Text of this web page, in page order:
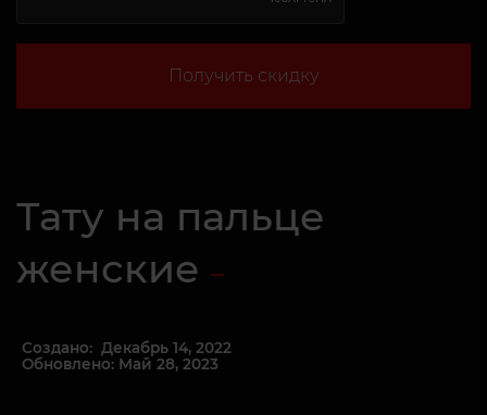
Получить скидку
Тату на пальце
женские
Создано: Декабрь 14, 2022
Обновлено: Май 28, 2023